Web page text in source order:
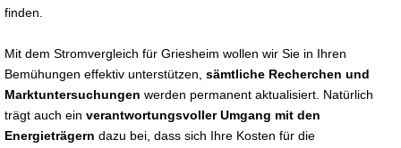
finden.
Mit dem Stromvergleich für Griesheim wollen wir Sie in Ihren
Bemühungen effektiv unterstützen, sämtliche Recherchen und
Marktuntersuchungen werden permanent aktualisiert. Natürlich
trägt auch ein verantwortungsvoller Umgang mit den
Energieträgern dazu bei, dass sich Ihre Kosten für die